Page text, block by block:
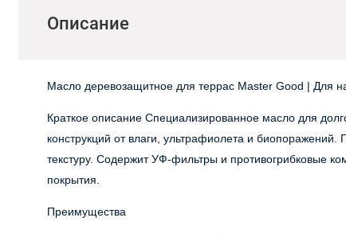
Описание
Масло деревозащитное для террас Master Good | Для
Краткое описание Специализированное масло для
конструкций от влаги, ультрафиолета и биопоражений.
текстуру. Содержит УФ-фильтры и противогрибковые
покрытия.
Преимущества